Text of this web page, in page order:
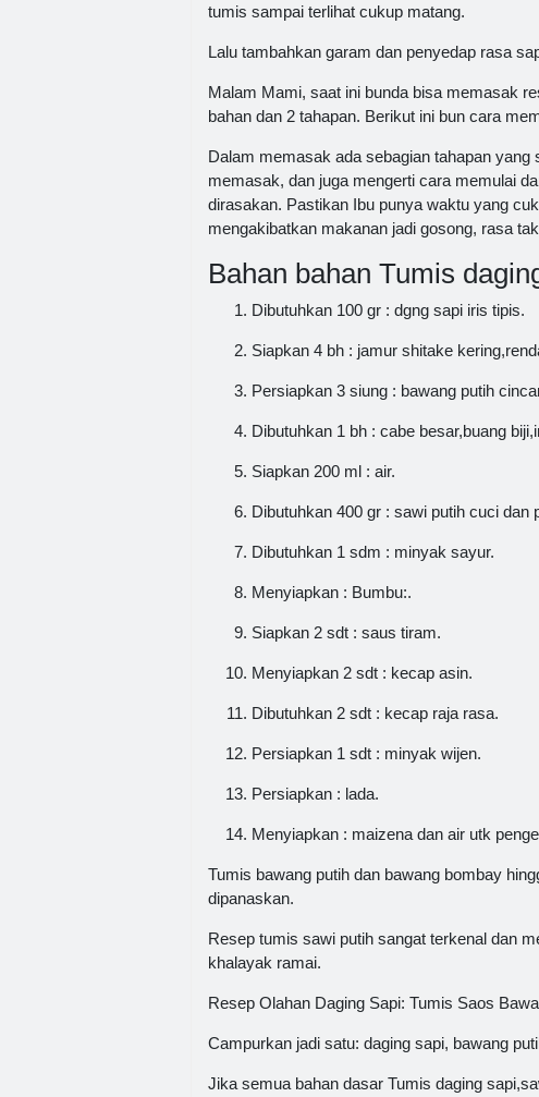
tumis sampai terlihat cukup matang.
Lalu tambahkan garam dan penyedap rasa
Malam Mami, saat ini bunda bisa memasak
bahan dan 2 tahapan. Berikut ini bun cara
Dalam memasak ada sebagian tahapan
memasak, dan juga mengerti cara memulai
dirasakan. Pastikan Ibu punya waktu yang
mengakibatkan makanan jadi gosong, rasa
Bahan bahan Tumis
Dibutuhkan 100 gr : dgng sapi iris tipis.
Siapkan 4 bh : jamur shitake
Persiapkan 3 siung : bawang putih
Dibutuhkan 1 bh : cabe besar,buang
Siapkan 200 ml : air.
Dibutuhkan 400 gr : sawi putih cuci dan
Dibutuhkan 1 sdm : minyak sayur.
Menyiapkan : Bumbu:.
Siapkan 2 sdt : saus tiram.
Menyiapkan 2 sdt : kecap asin.
Dibutuhkan 2 sdt : kecap raja rasa.
Persiapkan 1 sdt : minyak wijen.
Persiapkan : lada.
Menyiapkan : maizena dan air utk
Tumis bawang putih dan bawang bombay
dipanaskan.
Resep tumis sawi putih sangat terkenal dan
khalayak ramai.
Resep Olahan Daging Sapi: Tumis Saos
Campurkan jadi satu: daging sapi, bawang
Jika semua bahan dasar Tumis daging